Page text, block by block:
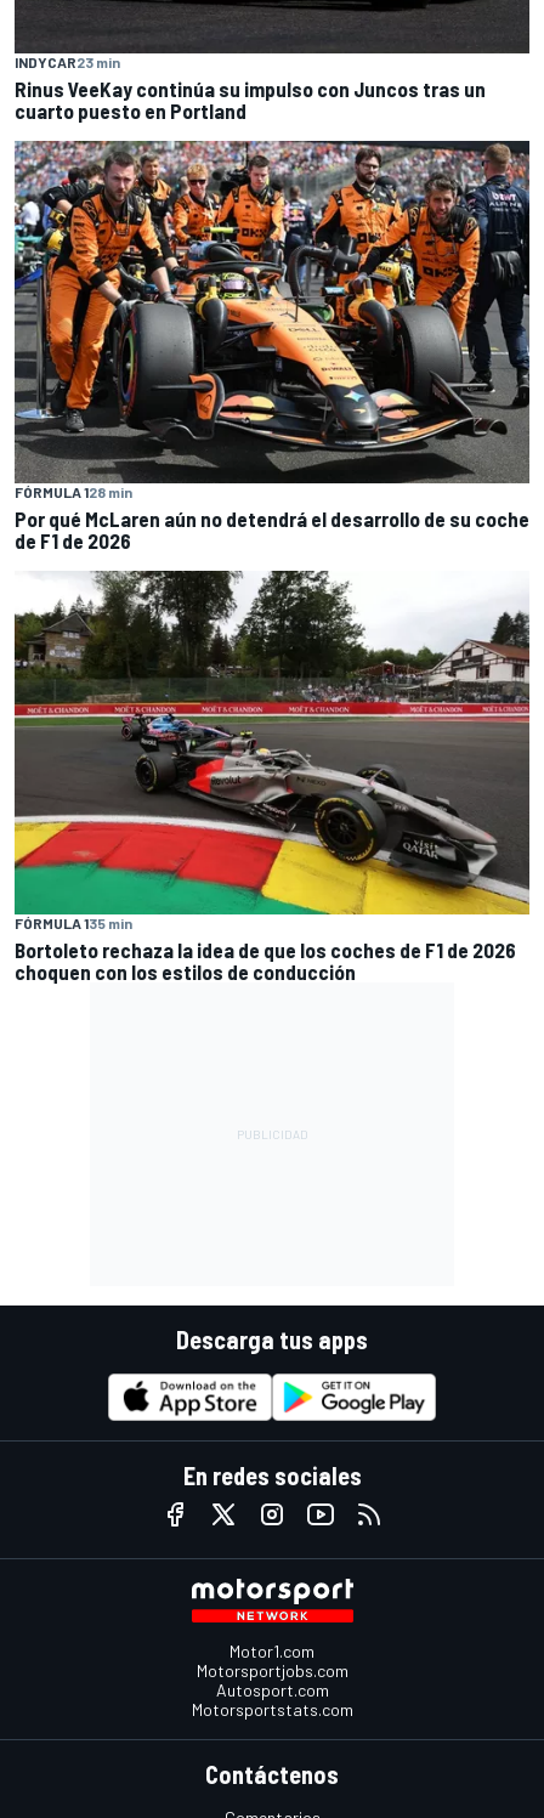
INDYCAR23 min
Rinus VeeKay continúa su impulso con Juncos tras un
cuarto puesto en Portland
FÓRMULA 128 min
Por qué McLaren aún no detendrá el desarrollo de su coche
de F1 de 2026
FÓRMULA 135 min
Bortoleto rechaza la idea de que los coches de F1 de 2026
choquen con los estilos de conducción
Descarga tus apps
En redes sociales
Motor1.com
Motorsportjobs.com
Autosport.com
Motorsportstats.com
Contáctenos